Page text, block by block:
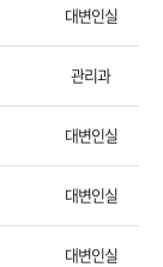
대변인실
관리과
대변인실
대변인실
대변인실